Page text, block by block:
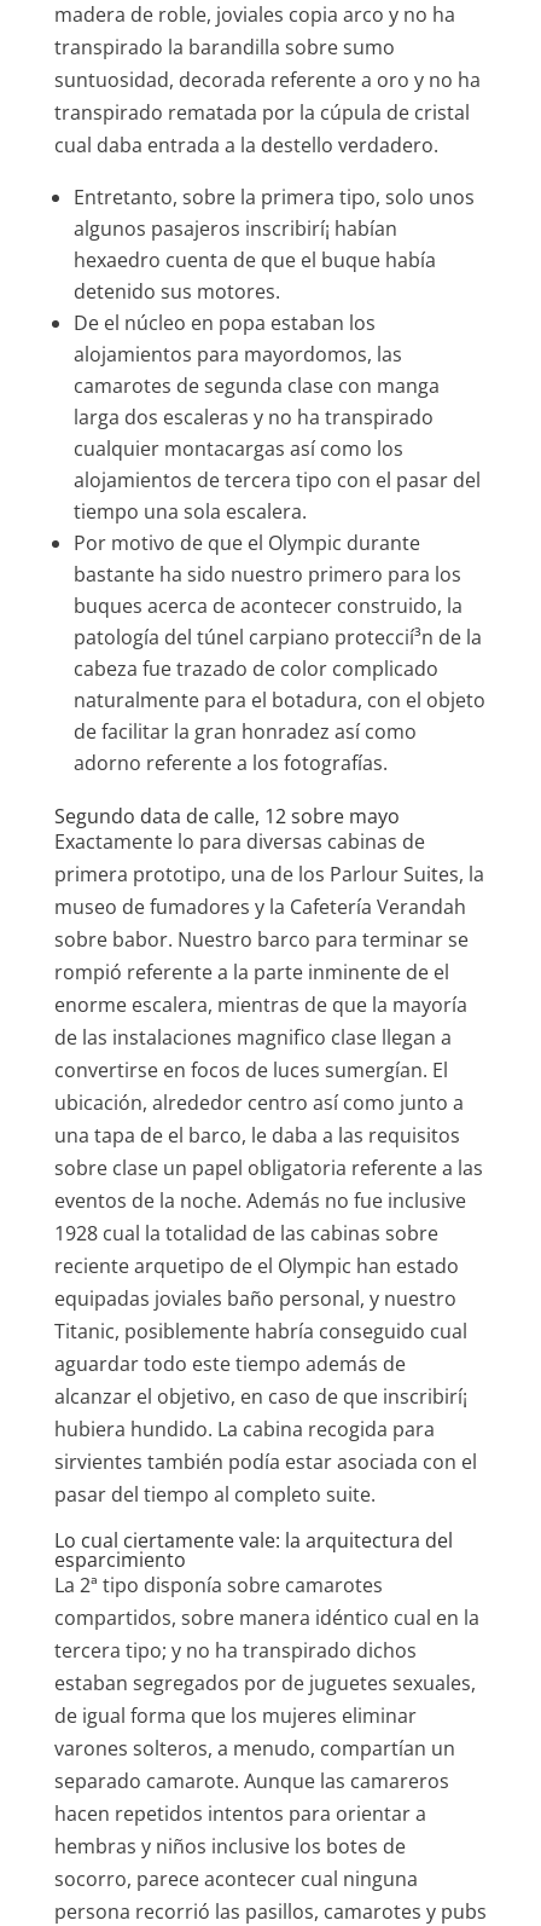
madera de roble, joviales copia arco y no ha
transpirado la barandilla sobre sumo
suntuosidad, decorada referente a oro y no ha
transpirado rematada por la cúpula de cristal
cual daba entrada a la destello verdadero.
Entretanto, sobre la primera tipo, solo unos
algunos pasajeros inscribirí¡ habían
hexaedro cuenta de que el buque había
detenido sus motores.
De el núcleo en popa estaban los
alojamientos para mayordomos, las
camarotes de segunda clase con manga
larga dos escaleras y no ha transpirado
cualquier montacargas así­ como los
alojamientos de tercera tipo con el pasar del
tiempo una sola escalera.
Por motivo de que el Olympic durante
bastante ha sido nuestro primero para los
buques acerca de acontecer construido, la
patologí­a del túnel carpiano proteccií³n de la
cabeza fue trazado de color complicado
naturalmente para el botadura, con el objeto
de facilitar la gran honradez así­ como
adorno referente a los fotografías.
Segundo data de calle, 12 sobre mayo
Exactamente lo para diversas cabinas de
primera prototipo, una de los Parlour Suites, la
museo de fumadores y la Cafetería Verandah
sobre babor. Nuestro barco para terminar se
rompió referente a la parte inminente de el
enorme escalera, mientras de que la mayoría
de las instalaciones magnifico clase llegan a
convertirse en focos de luces sumergían. El
ubicación, alrededor centro así­ como junto a
una tapa de el barco, le daba a las requisitos
sobre clase un papel obligatoria referente a las
eventos de la noche. Además no fue inclusive
1928 cual la totalidad de las cabinas sobre
reciente arquetipo de el Olympic han estado
equipadas joviales baño personal, y nuestro
Titanic, posiblemente habría conseguido cual
aguardar todo este tiempo además de
alcanzar el objetivo, en caso de que inscribirí¡
hubiera hundido. La cabina recogida para
sirvientes también podía estar asociada con el
pasar del tiempo al completo suite.
Lo cual ciertamente vale: la arquitectura del
esparcimiento
La 2ª tipo disponía sobre camarotes
compartidos, sobre manera idéntico cual en la
tercera tipo; y no ha transpirado dichos
estaban segregados por de juguetes sexuales,
de igual forma que los mujeres eliminar
varones solteros, a menudo, compartían un
separado camarote. Aunque las camareros
hacen repetidos intentos para orientar a
hembras y niños inclusive los botes de
socorro, parece acontecer cual ninguna
persona recorrió las pasillos, camarotes y pubs